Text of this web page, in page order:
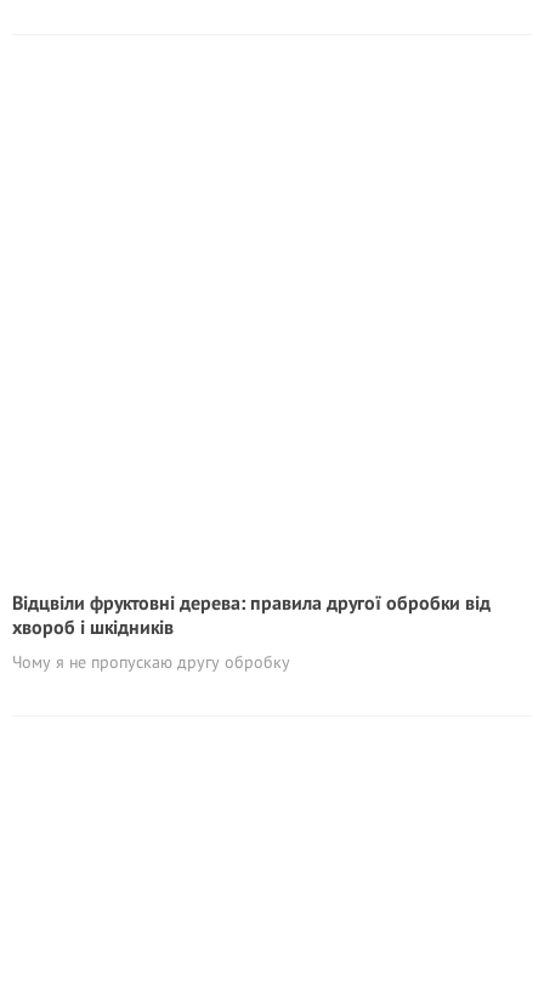
Відцвіли фруктовні дерева: правила другої обробки від
хвороб і шкідників
Чому я не пропускаю другу обробку